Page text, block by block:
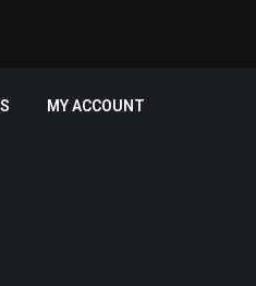
MY ACCOUNT